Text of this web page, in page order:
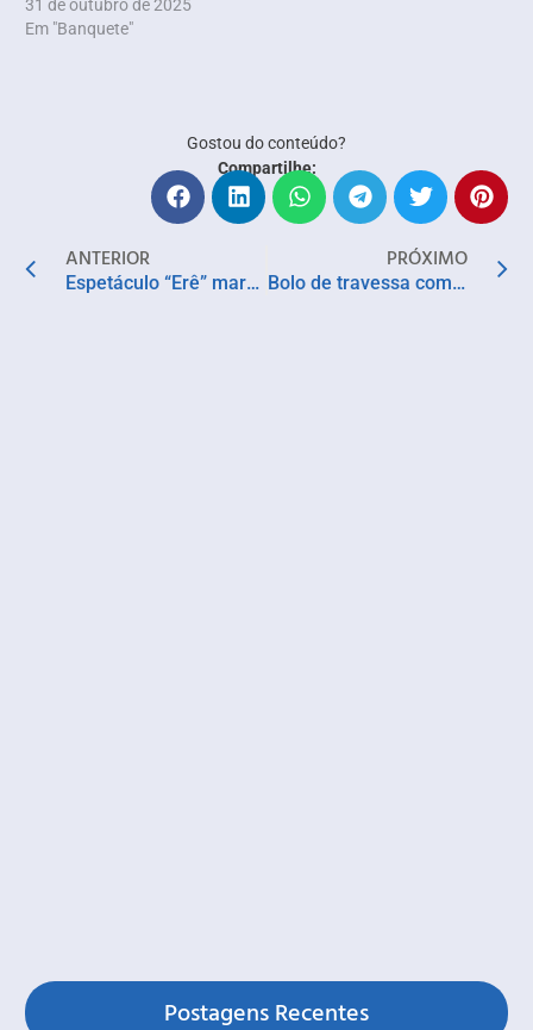
31 de outubro de 2025
Em "Banquete"
Gostou do conteúdo?
Compartilhe:
ANTERIOR
Espetáculo “Erê” marca os 35 anos do Bando de Teatro Olodum no Teatro Gregório de Mattos
PRÓXIMO
Bolo de travessa com goiabada e banana. Faça essa receita simples, rápida e deliciosa
Postagens Recentes